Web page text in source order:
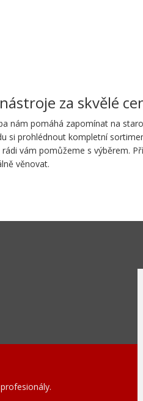
za skvělé
nám pomáhá zapomínat na
si prohlédnout kompletní
vám pomůžeme s výběrem.
věnovat.